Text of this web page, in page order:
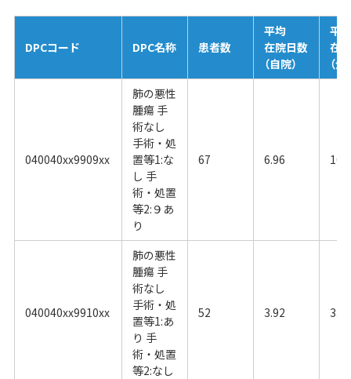
DPCコード DPC名称 患者数
平均
在院日数
（自院）
平
在
（全
040040xx9909xx
肺の悪性
腫瘍 手
術なし
手術・処
置等1:な
し 手
術・処置
等2:９あ
り
67 6.96
040040xx9910xx
肺の悪性
腫瘍 手
術なし
手術・処
置等1:あ
り 手
術・処置
等2:なし
52 3.92 3.39